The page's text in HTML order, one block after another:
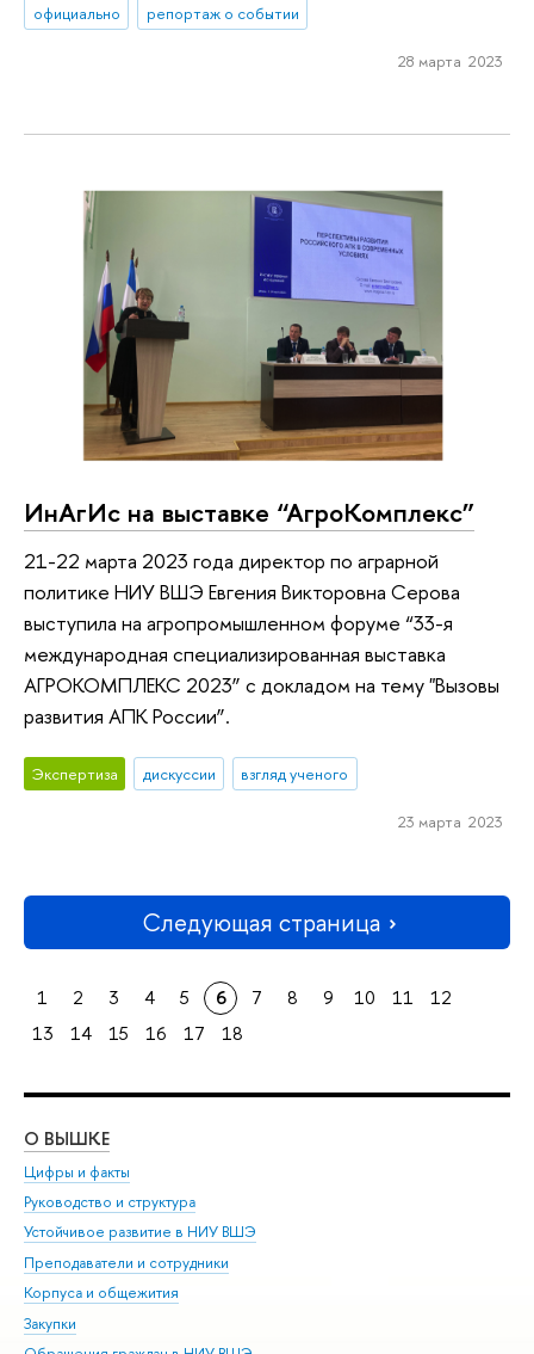
официально
репортаж о событии
28 марта 2023
ИнАгИс на выставке “АгроКомплекс”
21-22 марта 2023 года директор по аграрной
политике НИУ ВШЭ Евгения Викторовна Серова
выступила на агропромышленном форуме “33-я
международная специализированная выставка
АГРОКОМПЛЕКС 2023” с докладом на тему "Вызовы
развития АПК России”.
Экспертиза дискуссии взгляд ученого
23 марта 2023
Следующая страница
1 2 3 4 5 6 7 8 9 10 11
12
13
14 15 16 17 18
О ВЫШКЕ
Цифры и факты
Руководство и структура
Устойчивое развитие в НИУ ВШЭ
Преподаватели и сотрудники
Корпуса и общежития
Закупки